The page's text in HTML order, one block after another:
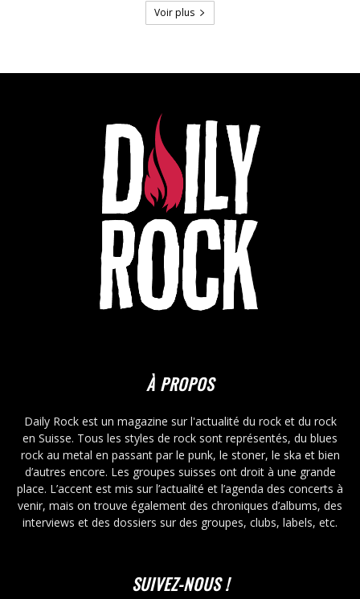
Voir plus
À PROPOS
Daily Rock est un magazine sur l'actualité du rock et du rock
en Suisse. Tous les styles de rock sont représentés, du blues
rock au metal en passant par le punk, le stoner, le ska et bien
d’autres encore. Les groupes suisses ont droit à une grande
place. L’accent est mis sur l’actualité et l’agenda des concerts à
venir, mais on trouve également des chroniques d’albums, des
interviews et des dossiers sur des groupes, clubs, labels, etc.
SUIVEZ-NOUS !